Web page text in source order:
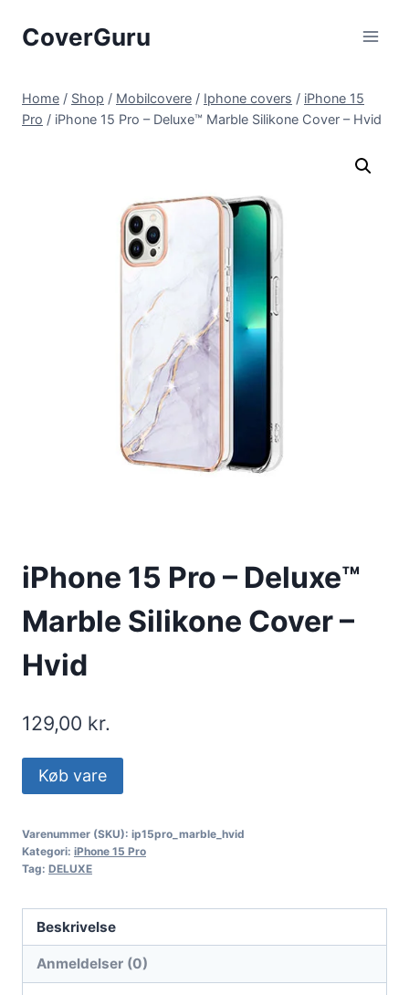
CoverGuru
Home / Shop / Mobilcovere / Iphone covers / iPhone 15
Pro / iPhone 15 Pro – Deluxe™ Marble Silikone Cover – Hvid
iPhone 15 Pro – Deluxe™
Marble Silikone Cover –
Hvid
129,00 kr.
Køb vare
Varenummer (SKU): ip15pro_marble_hvid
Kategori: iPhone 15 Pro
Tag: DELUXE
Beskrivelse
Anmeldelser (0)